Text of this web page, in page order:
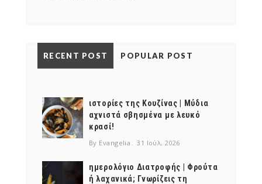
RECENT POST POPULAR POST
ιστορίες της Κουζίνας | Μύδια
αχνιστά σβησμένα με λευκό
κρασί!
By Evangelia 31 Ιούλ, 2026
ημερολόγιο Διατροφής | Φρούτα
ή λαχανικά; Γνωρίζεις τη